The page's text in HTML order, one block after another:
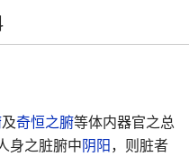
及奇恒之腑等体内器官之总
身之脏腑中阴阳，则脏者